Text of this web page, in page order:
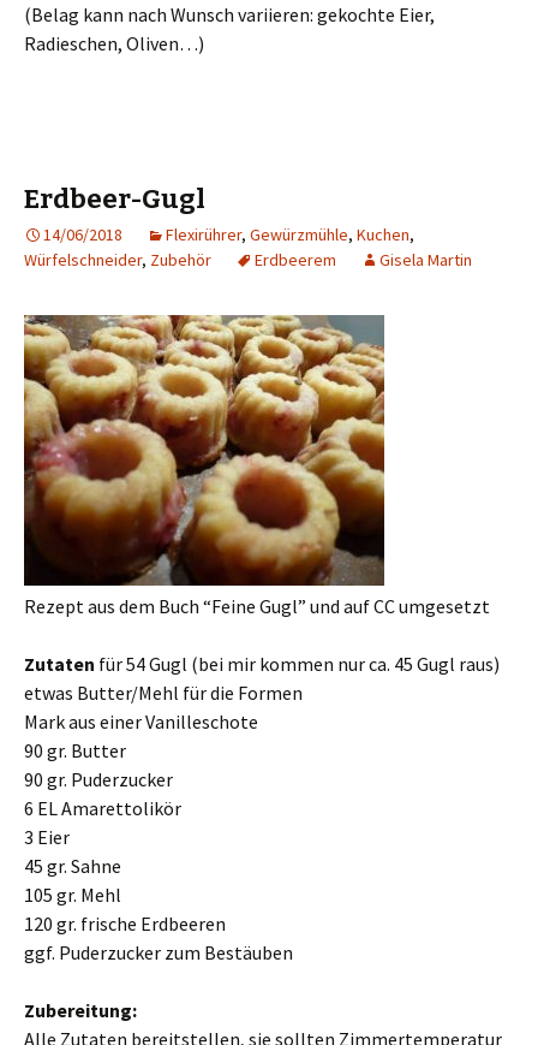
(Belag kann nach Wunsch variieren: gekochte Eier,
Radieschen, Oliven…)
Erdbeer-Gugl
14/06/2018 Flexirührer, Gewürzmühle, Kuchen,
Würfelschneider, Zubehör Erdbeerem Gisela Martin
Rezept aus dem Buch “Feine Gugl” und auf CC umgesetzt
Zutaten für 54 Gugl (bei mir kommen nur ca. 45 Gugl raus)
etwas Butter/Mehl für die Formen
Mark aus einer Vanilleschote
90 gr. Butter
90 gr. Puderzucker
6 EL Amarettolikör
3 Eier
45 gr. Sahne
105 gr. Mehl
120 gr. frische Erdbeeren
ggf. Puderzucker zum Bestäuben
Zubereitung:
Alle Zutaten bereitstellen, sie sollten Zimmertemperatur